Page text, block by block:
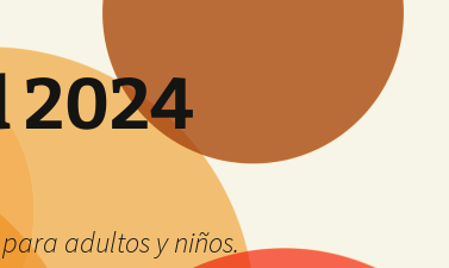
2024
adultos y niños.